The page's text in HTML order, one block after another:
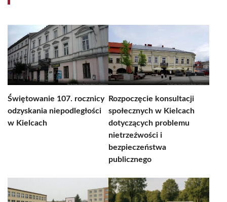
Świętowanie 107. rocznicy
odzyskania niepodległości
w Kielcach
Rozpoczęcie konsultacji
społecznych w Kielcach
dotyczących problemu
nietrzeźwości i
bezpieczeństwa
publicznego